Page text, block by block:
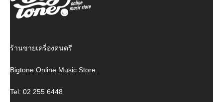
ร้านขายเครื่องดนตรี
Bigtone Online Music Store.
Tel: 02 255 6448